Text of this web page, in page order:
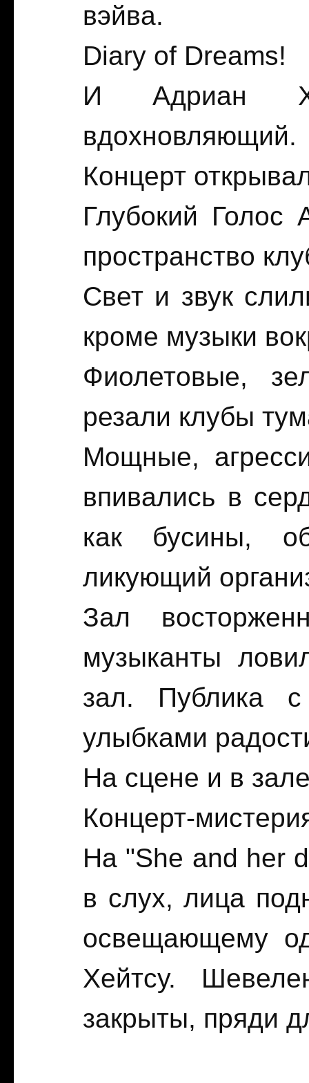
вэйва.
Diary of Dreams!
И Адриан
вдохновляющий.
Концерт
Глубокий Голос
пространство
Свет и звук
кроме музыки
Фиолетовые,
резали клубы
Мощные,
впивались в
как бусины,
ликующий
Зал
музыканты
зал. Публика
улыбками
На сцене и в
Концерт-
На "She and her
в слух, лица
освещающему
Хейтсу.
закрыты, пряди